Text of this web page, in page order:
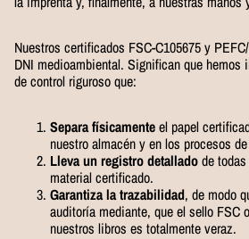
Nuestros certificados FSC-C105675 y
DNI medioambiental. Significan que hemos
de control riguroso que:
Separa físicamenteel papel
nuestro almacén y en los procesos
Lleva un registro detalladode
material certificado.
Garantiza la trazabilidad, de modo
auditoría mediante, que el sello FSC
nuestros libros es totalmente veraz.